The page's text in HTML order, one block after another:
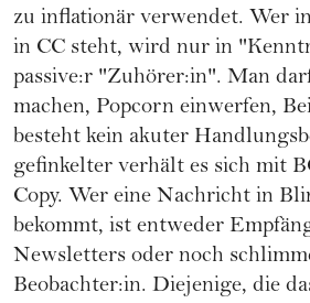
zu inflationär verwendet. Wer
in CC steht, wird nur in
passive:r "Zuhörer:in". Man
machen, Popcorn einwerfen,
besteht kein akuter
gefinkelter verhält es sich mit
Copy. Wer eine Nachricht in
bekommt, ist entweder
Newsletters oder noch
Beobachter:in. Diejenige, die